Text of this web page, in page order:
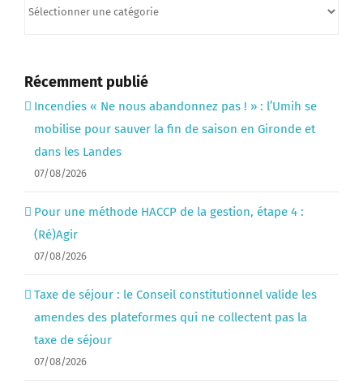
Récemment publié
Incendies « Ne nous abandonnez pas ! » : l’Umih se
mobilise pour sauver la fin de saison en Gironde et
dans les Landes
07/08/2026
Pour une méthode HACCP de la gestion, étape 4 :
(Ré)Agir
07/08/2026
Taxe de séjour : le Conseil constitutionnel valide les
amendes des plateformes qui ne collectent pas la
taxe de séjour
07/08/2026